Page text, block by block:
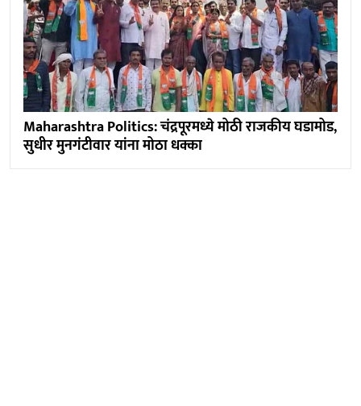
Maharashtra Politics: चंद्रपूरमध्ये मोठी राजकीय घडामोड,
सुधीर मुनगंटीवार यांना मोठा धक्का